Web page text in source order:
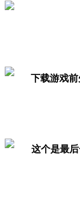
下载游戏
这个是最